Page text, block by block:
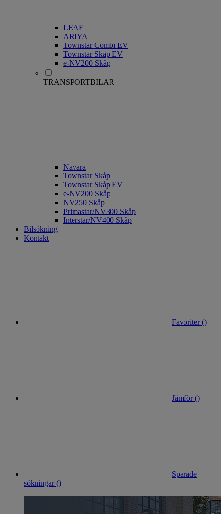
LEAF
ARIYA
Townstar Combi EV
Townstar Skåp EV
e-NV200 Skåp
TRANSPORTBILAR
Navara
Townstar Skåp
Townstar Skåp EV
e-NV200 Skåp
NV250 Skåp
Primastar/NV300 Skåp
Interstar/NV400 Skåp
Bilsökning
Kontakt
Favoriter ()
Jämför ()
Sparade
sökningar ()